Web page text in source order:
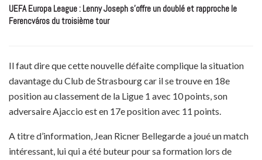
UEFA Europa League : Lenny Joseph s’offre un doublé et rapproche le
Ferencváros du troisième tour
Il faut dire que cette nouvelle défaite complique la situation
davantage du Club de Strasbourg car il se trouve en 18e
position au classement de la Ligue 1 avec 10 points, son
adversaire Ajaccio est en 17e position avec 11 points.
A titre d’information, Jean Ricner Bellegarde a joué un match
intéressant, lui qui a été buteur pour sa formation lors de